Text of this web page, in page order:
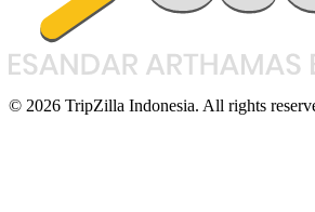
© 2026 TripZilla Indonesia. All rights